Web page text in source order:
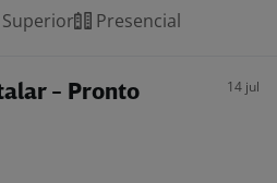
Presencial
- Pronto
14 jul